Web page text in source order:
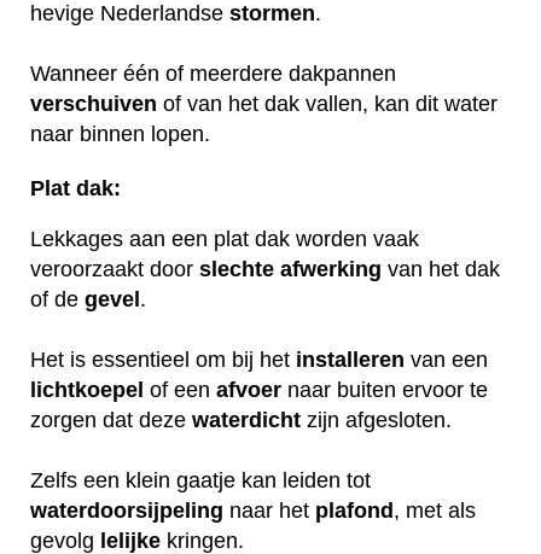
hevige Nederlandse stormen.
Wanneer één of meerdere dakpannen
verschuiven of van het dak vallen, kan dit water
naar binnen lopen.
Plat dak:
Lekkages aan een plat dak worden vaak
veroorzaakt door slechte afwerking van het dak
of de gevel.
Het is essentieel om bij het installeren van een
lichtkoepel of een afvoer naar buiten ervoor te
zorgen dat deze waterdicht zijn afgesloten.
Zelfs een klein gaatje kan leiden tot
waterdoorsijpeling naar het plafond, met als
gevolg lelijke kringen.